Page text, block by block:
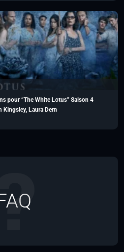
pour “The White Lotus” Saison 4
Kingsley, Laura Dern